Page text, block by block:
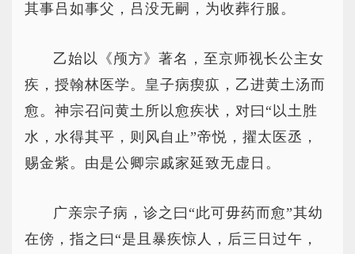
其事吕如事父，吕没无嗣，为收葬行服。
乙始以《颅方》著名，至京师视长公主女
疾，授翰林医学。皇子病瘈疭，乙进黄土汤而
愈。神宗召问黄土所以愈疾状，对曰“以土胜
水，水得其平，则风自止”帝悦，擢太医丞，
赐金紫。由是公卿宗戚家延致无虚日。
广亲宗子病，诊之曰“此可毋药而愈”其幼
在傍，指之曰“是且暴疾惊人，后三日过午，